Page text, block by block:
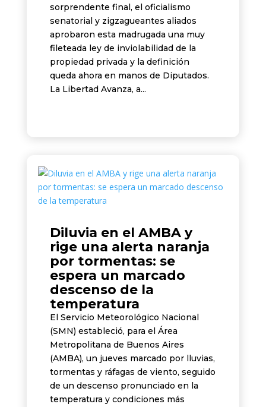
sorprendente final, el oficialismo
senatorial y zigzagueantes aliados
aprobaron esta madrugada una muy
fileteada ley de inviolabilidad de la
propiedad privada y la definición
queda ahora en manos de Diputados.
La Libertad Avanza, a...
Diluvia en el AMBA y
rige una alerta naranja
por tormentas: se
espera un marcado
descenso de la
temperatura
El Servicio Meteorológico Nacional
(SMN) estableció, para el Área
Metropolitana de Buenos Aires
(AMBA), un jueves marcado por lluvias,
tormentas y ráfagas de viento, seguido
de un descenso pronunciado en la
temperatura y condiciones más